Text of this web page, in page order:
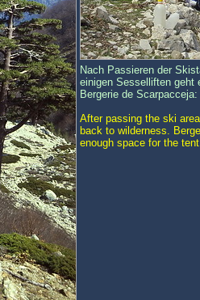
Nach Passieren der
einigen Sesselliften geht
Bergerie de
After passing the ski
back to wilderness.
enough space for the